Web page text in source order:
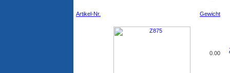
Artikel-Nr. Gewicht
0.00